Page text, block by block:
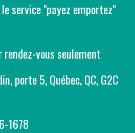
service "payez emportez"
vous seulement
,porte 5, Québec, QC, G2C
1678